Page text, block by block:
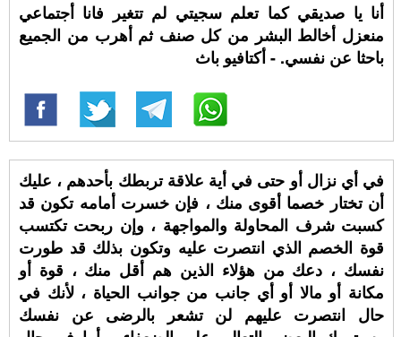
أنا يا صديقي كما تعلم سجيتي لم تتغير فانا أجتماعي
منعزل أخالط البشر من كل صنف ثم أهرب من الجميع
باحثا عن نفسي. - أكتافيو باث
في أي نزال أو حتى في أية علاقة تربطك بأحدهم ، عليك
أن تختار خصما أقوى منك ، فإن خسرت أمامه تكون قد
كسبت شرف المحاولة والمواجهة ، وإن ربحت تكتسب
قوة الخصم الذي انتصرت عليه وتكون بذلك قد طورت
نفسك ، دعك من هؤلاء الذين هم أقل منك ، قوة أو
مكانة أو مالا أو أي جانب من جوانب الحياة ، لأنك في
حال انتصرت عليهم لن تشعر بالرضى عن نفسك